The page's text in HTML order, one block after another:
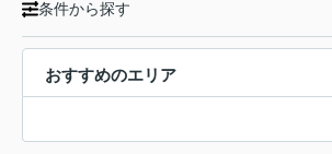
条件から探す
おすすめのエリア